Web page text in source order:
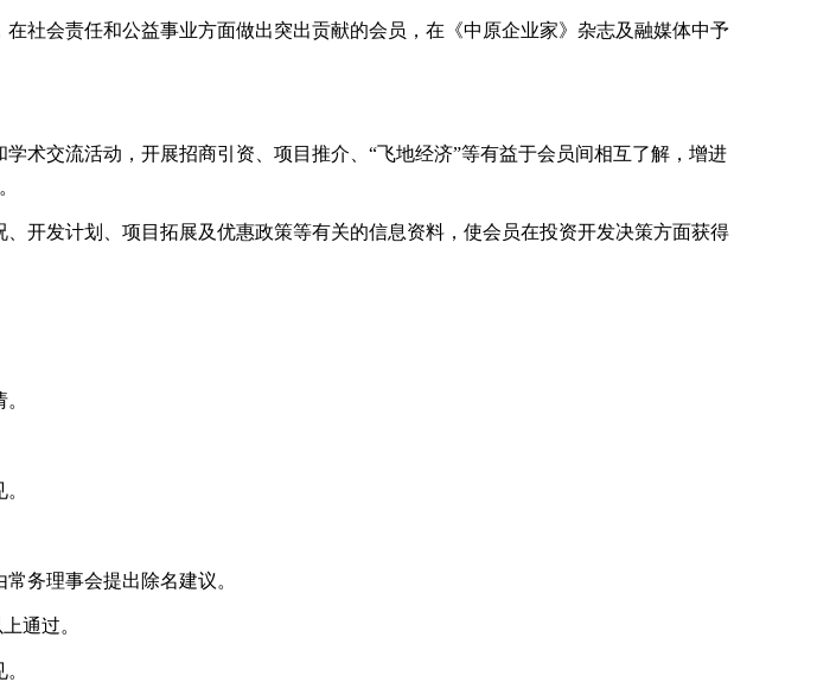
在社会责任和公益事业方面做出突出贡献的会员，在《中原企业家》杂志及融媒体中予
学术交流活动，开展招商引资、项目推介、“飞地经济”等有益于会员间相互了解，增进
、开发计划、项目拓展及优惠政策等有关的信息资料，使会员在投资开发决策方面获得
务理事会提出除名建议。
通过。